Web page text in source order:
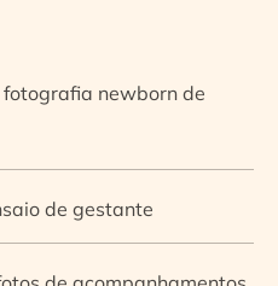
newborn de
de gestante